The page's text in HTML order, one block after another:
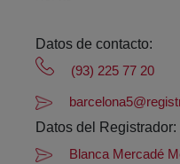
Datos de contacto:
(93) 225 77 20
Datos del Registrador:
Blanca Mercadé